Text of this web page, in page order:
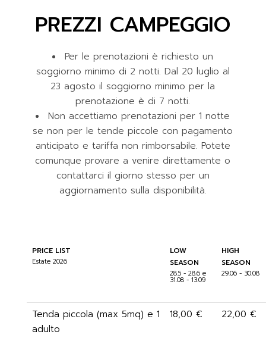
PREZZI CAMPEGGIO
Per le prenotazioni è richiesto un
soggiorno minimo di 2 notti. Dal 20 luglio al
23 agosto il soggiorno minimo per la
prenotazione è di 7 notti.
Non accettiamo prenotazioni per 1 notte
se non per le tende piccole con pagamento
anticipato e tariffa non rimborsabile. Potete
comunque provare a venire direttamente o
contattarci il giorno stesso per un
aggiornamento sulla disponibilità.
PRICE LIST
Estate 2026
LOW
SEASON
28.5 - 28.6 e
31.08 - 13.09
HIGH
SEASON
29.06 - 30.08
Tenda piccola (max 5mq) e 1
adulto
18,00 € 22,00 €